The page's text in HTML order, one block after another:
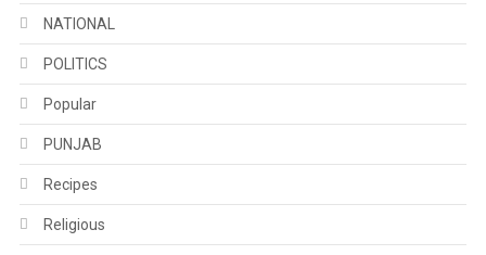
NATIONAL
POLITICS
Popular
PUNJAB
Recipes
Religious